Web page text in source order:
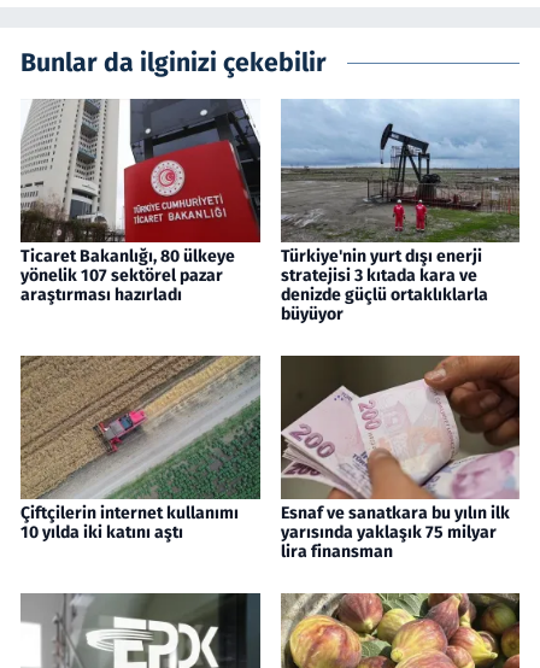
Bunlar da ilginizi çekebilir
Ticaret Bakanlığı, 80 ülkeye
yönelik 107 sektörel pazar
araştırması hazırladı
Türkiye'nin yurt dışı enerji
stratejisi 3 kıtada kara ve
denizde güçlü ortaklıklarla
büyüyor
Çiftçilerin internet kullanımı
10 yılda iki katını aştı
Esnaf ve sanatkara bu yılın ilk
yarısında yaklaşık 75 milyar
lira finansman